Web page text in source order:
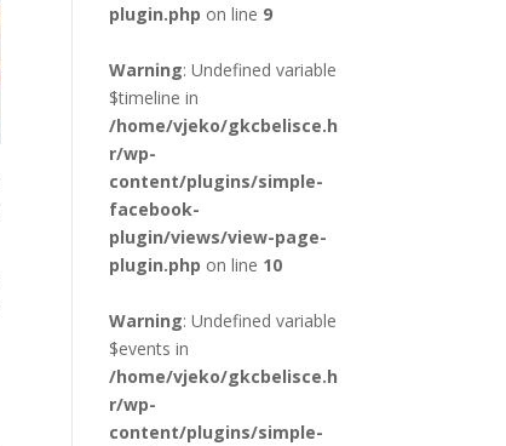
plugin.php on line 9
Warning: Undefined variable
$timeline in
/home/vjeko/gkcbelisce.h
r/wp-
content/plugins/simple-
facebook-
plugin/views/view-page-
plugin.php on line 10
Warning: Undefined variable
$events in
/home/vjeko/gkcbelisce.h
r/wp-
content/plugins/simple-